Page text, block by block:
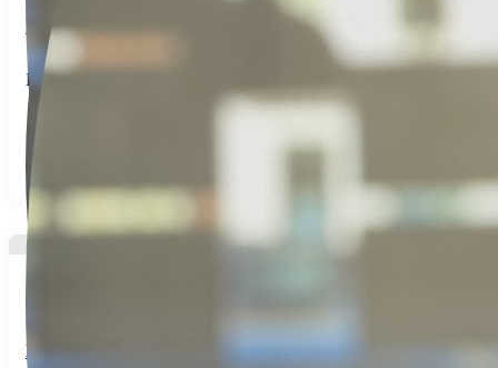
Propriété avec 2 hectares et hangar
Moliens
Réf: 2026-07-467P
5 Salles de bains 205m² Surface
7
Maison située à Famechon